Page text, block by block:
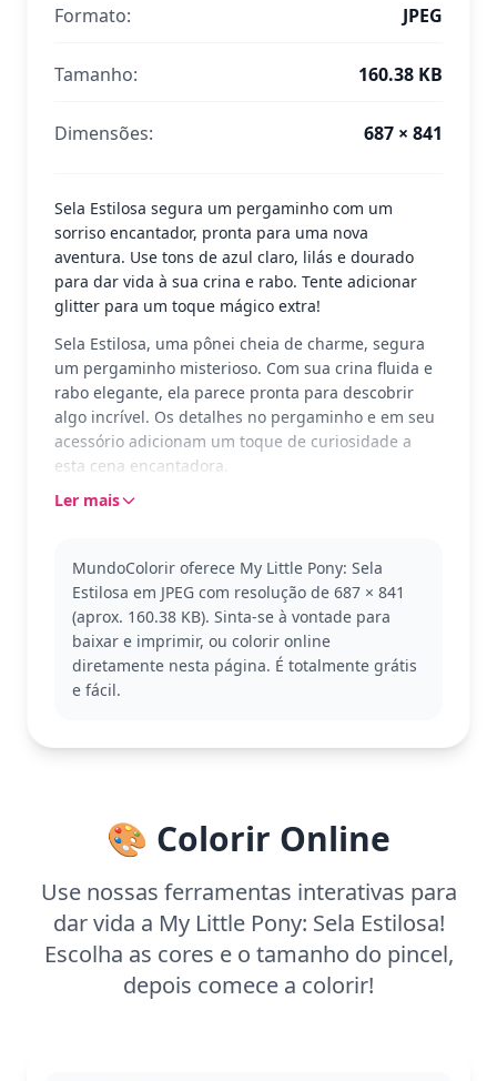
Formato: JPEG
Tamanho: 160.38 KB
Dimensões: 687 × 841
Sela Estilosa segura um pergaminho com um
sorriso encantador, pronta para uma nova
aventura. Use tons de azul claro, lilás e dourado
para dar vida à sua crina e rabo. Tente adicionar
glitter para um toque mágico extra!
Sela Estilosa, uma pônei cheia de charme, segura
um pergaminho misterioso. Com sua crina fluida e
rabo elegante, ela parece pronta para descobrir
algo incrível. Os detalhes no pergaminho e em seu
acessório adicionam um toque de curiosidade a
esta cena encantadora.
Parte do universo My Little Pony, Sela Estilosa é
especialmente aqueles que gostam de expressar
sua criatividade com personagens cheios de
personalidade. Explore outras versões e
personagens da mesma categoria para mais
diversão.
detalhes, tornando a experiência ainda mais
especial.
Ler mais
MundoColorir oferece My Little Pony: Sela
Estilosa em JPEG com resolução de 687 × 841
(aprox. 160.38 KB). Sinta-se à vontade para
baixar e imprimir, ou colorir online
diretamente nesta página. É totalmente grátis
e fácil.
🎨 Colorir Online
Use nossas ferramentas interativas para
dar vida a My Little Pony: Sela Estilosa!
Escolha as cores e o tamanho do pincel,
depois comece a colorir!